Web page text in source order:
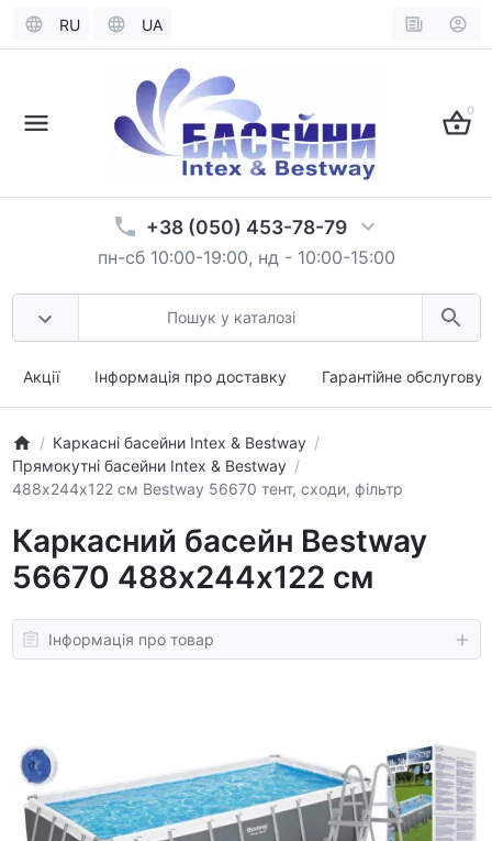
RU UA
0
+38 (050) 453-78-79
пн-сб 10:00-19:00, нд - 10:00-15:00
Акції Інформація про доставку Гарантійне
Каркасні басейни Intex & Bestway
Прямокутні басейни Intex & Bestway
488х244х122 см Bestway 56670 тент, сходи, фільтр
Каркасний басейн Bestway
56670 488х244х122 см
Інформація про товар